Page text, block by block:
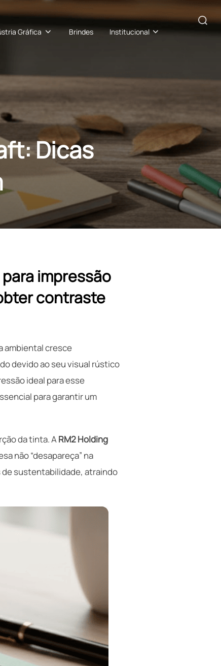
Gráfica Brindes Institucional
Pesquisar
Dicas
impressão
contraste
ambiental cresce
devido ao seu visual rústico
ideal para esse
para garantir um
da tinta. ARM2 Holding
não “desapareça” na
de sustentabilidade, atraindo